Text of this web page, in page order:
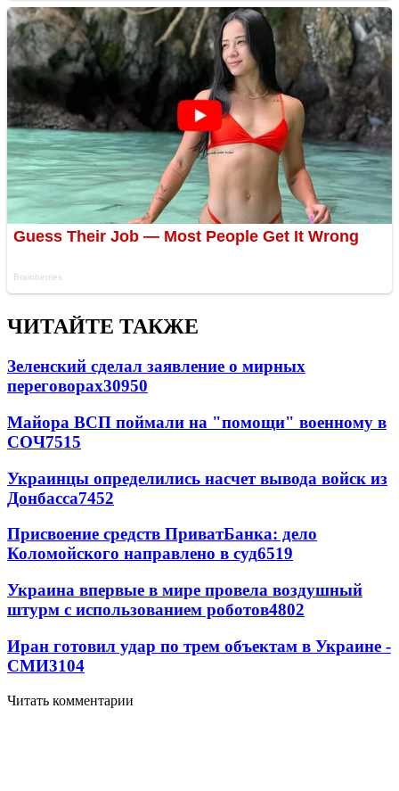
ЧИТАЙТЕ ТАКЖЕ
Зеленский сделал заявление о мирных
переговорах30950
Майора ВСП поймали на "помощи" военному в
СОЧ7515
Украинцы определились насчет вывода войск из
Донбасса7452
Присвоение средств ПриватБанка: дело
Коломойского направлено в суд6519
Украина впервые в мире провела воздушный
штурм с использованием роботов4802
Иран готовил удар по трем объектам в Украине -
СМИ3104
Читать комментарии